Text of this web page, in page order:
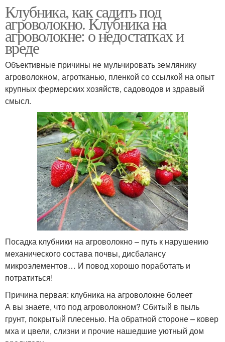
Клубника, как садить под
агроволокно. Клубника на
агроволокне: о недостатках и
вреде
Объективные причины не мульчировать землянику
агроволокном, агротканью, пленкой со ссылкой на опыт
крупных фермерских хозяйств, садоводов и здравый
смысл.
Посадка клубники на агроволокно – путь к нарушению
механического состава почвы, дисбалансу
микроэлементов… И повод хорошо поработать и
потратиться!
Причина первая: клубника на агроволокне болеет
А вы знаете, что под агроволокном? Сбитый в пыль
грунт, покрытый плесенью. На обратной стороне – ковер
мха и цвели, слизни и прочие нашедшие уютный дом